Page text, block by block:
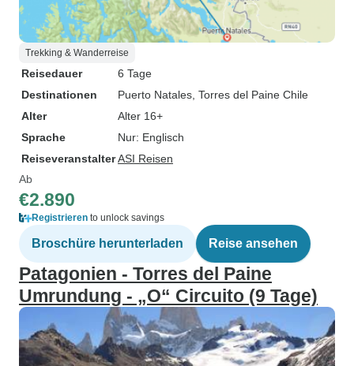
Trekking & Wanderreise
Reisedauer
6 Tage
Destinationen
Puerto Natales , Torres del Paine Chile
Alter
Alter 16+
Sprache
Nur: Englisch
ReiseveranstalterASI Reisen
Ab
€2.890
Registrieren to unlock savings
Broschüre herunterladen Reise ansehen
Patagonien - Torres del Paine
Umrundung - „O“ Circuito (9 Tage)